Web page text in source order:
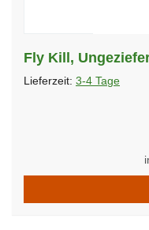
Fly Kill,
Lieferzeit: 3-4 Tage